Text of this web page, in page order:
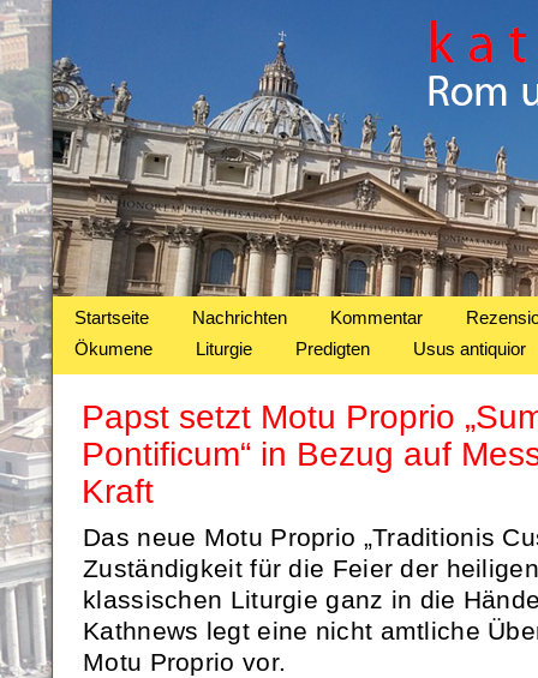
Startseite Nachrichten Kommentar
Ökumene
Liturgie Predigten Usus antiquior
Papst setzt Motu Proprio
Pontificum“ in Bezug auf
Kraft
Das neue Motu Proprio „Traditionis
Zuständigkeit für die Feier der
klassischen Liturgie ganz in die
Kathnews legt eine nicht amtliche
Motu Proprio vor.